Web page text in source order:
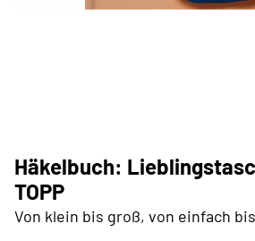
Häkelbuch:
TOPP
Von klein bis groß, von einfach